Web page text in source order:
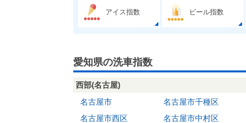
アイス指数 ビール指数
愛知県の洗車指数
西部(名古屋)
名古屋市
名古屋市千種区
名古屋市西区
名古屋市中村区